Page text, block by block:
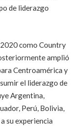
de liderazgo
como Country
amplió
Centroamérica y
el liderazgo de
Argentina,
Perú, Bolivia,
su experiencia